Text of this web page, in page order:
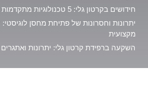
חידושים בקרטון גלי: 5 טכנולוגיות מתקדמות לשנת 2025
יתרונות וחסרונות של פתיחת מחסן
מקצועית
השקעה ברפידת קרטון גלי: יתרונות ואתגרים